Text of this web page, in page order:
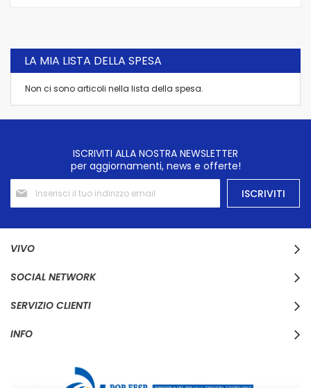
la
LA MIA LISTA DELLA SPESA
Non ci sono articoli nella lista della spesa.
ISCRIVITI ALLA NOSTRA NEWSLETTER
per aggiornamenti, news e offerte!
Iscriviti
alla
nostra
ISCRIVITI
VIVO
SOCIAL NETWORK
SERVIZIO CLIENTI
INFO